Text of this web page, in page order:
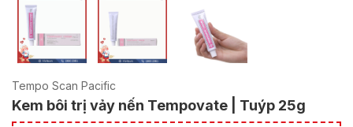
Tempo Scan Pacific
Kem bôi trị vảy nến Tempovate | Tuýp 25g